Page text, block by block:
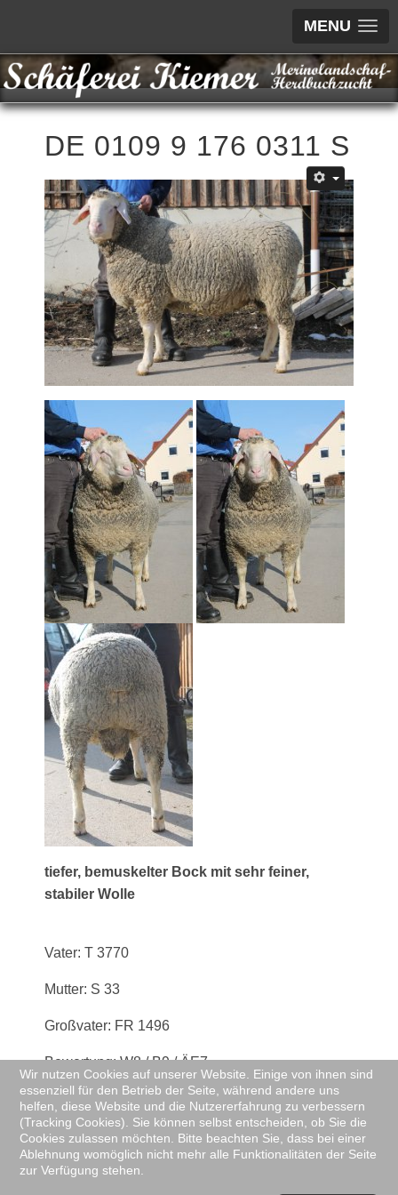
MENU
DE 0109 9 176 0311 S
tiefer, bemuskelter Bock mit sehr feiner,
stabiler Wolle
Vater: T 3770
Mutter: S 33
Großvater: FR 1496
Bewertung: W8 / B9 / ÄE7
Geburtsdatum: 16.07.2011
Momentanes Gewicht: 160 kg
Wir nutzen Cookies auf unserer Website. Einige von ihnen sind
essenziell für den Betrieb der Seite, während andere uns
helfen, diese Website und die Nutzererfahrung zu verbessern
(Tracking Cookies). Sie können selbst entscheiden, ob Sie die
Cookies zulassen möchten. Bitte beachten Sie, dass bei einer
Ablehnung womöglich nicht mehr alle Funktionalitäten der Seite
zur Verfügung stehen.